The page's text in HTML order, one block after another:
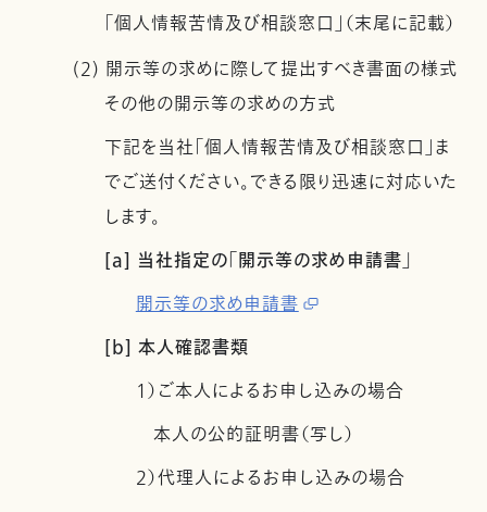
「個人情報苦情及び相談窓口」（末尾に記載）
(2) 開示等の求めに際して提出すべき書面の様式
その他の開示等の求めの方式
下記を当社「個人情報苦情及び相談窓口」ま
でご送付ください。できる限り迅速に対応いた
します。
[a] 当社指定の「開示等の求め申請書」
開示等の求め申請書
[b] 本人確認書類
1）ご本人によるお申し込みの場合
本人の公的証明書（写し）
2）代理人によるお申し込みの場合